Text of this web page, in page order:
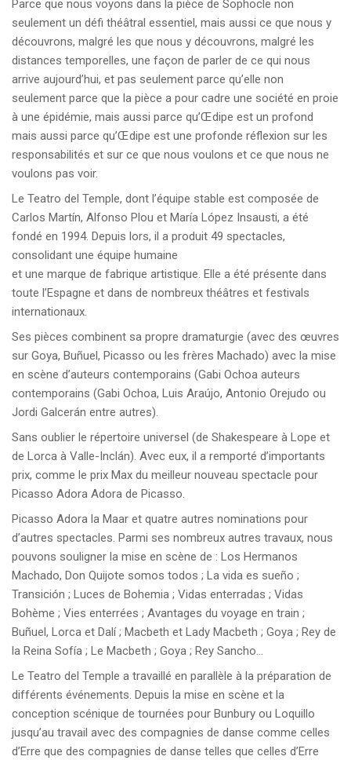
Parce que nous voyons dans la pièce de Sophocle non
seulement un défi théâtral essentiel, mais aussi ce que nous y
découvrons, malgré les que nous y découvrons, malgré les
distances temporelles, une façon de parler de ce qui nous
arrive aujourd’hui, et pas seulement parce qu’elle non
seulement parce que la pièce a pour cadre une société en proie
à une épidémie, mais aussi parce qu’Œdipe est un profond
mais aussi parce qu’Œdipe est une profonde réflexion sur les
responsabilités et sur ce que nous voulons et ce que nous ne
voulons pas voir.
Le Teatro del Temple, dont l’équipe stable est composée de
Carlos Martín, Alfonso Plou et María López Insausti, a été
fondé en 1994. Depuis lors, il a produit 49 spectacles,
consolidant une équipe humaine
et une marque de fabrique artistique. Elle a été présente dans
toute l’Espagne et dans de nombreux théâtres et festivals
internationaux.
Ses pièces combinent sa propre dramaturgie (avec des œuvres
sur Goya, Buñuel, Picasso ou les frères Machado) avec la mise
en scène d’auteurs contemporains (Gabi Ochoa auteurs
contemporains (Gabi Ochoa, Luis Araújo, Antonio Orejudo ou
Jordi Galcerán entre autres).
Sans oublier le répertoire universel (de Shakespeare à Lope et
de Lorca à Valle-Inclán). Avec eux, il a remporté d’importants
prix, comme le prix Max du meilleur nouveau spectacle pour
Picasso Adora Adora de Picasso.
Picasso Adora la Maar et quatre autres nominations pour
d’autres spectacles. Parmi ses nombreux autres travaux, nous
pouvons souligner la mise en scène de : Los Hermanos
Machado, Don Quijote somos todos ; La vida es sueño ;
Transición ; Luces de Bohemia ; Vidas enterradas ; Vidas
Bohème ; Vies enterrées ; Avantages du voyage en train ;
Buñuel, Lorca et Dalí ; Macbeth et Lady Macbeth ; Goya ; Rey de
la Reina Sofía ; Le Macbeth ; Goya ; Rey Sancho…
Le Teatro del Temple a travaillé en parallèle à la préparation de
différents événements. Depuis la mise en scène et la
conception scénique de tournées pour Bunbury ou Loquillo
jusqu’au travail avec des compagnies de danse comme celles
d’Erre que des compagnies de danse telles que celles d’Erre